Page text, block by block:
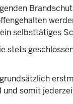
selbsttätiges
stets
somit